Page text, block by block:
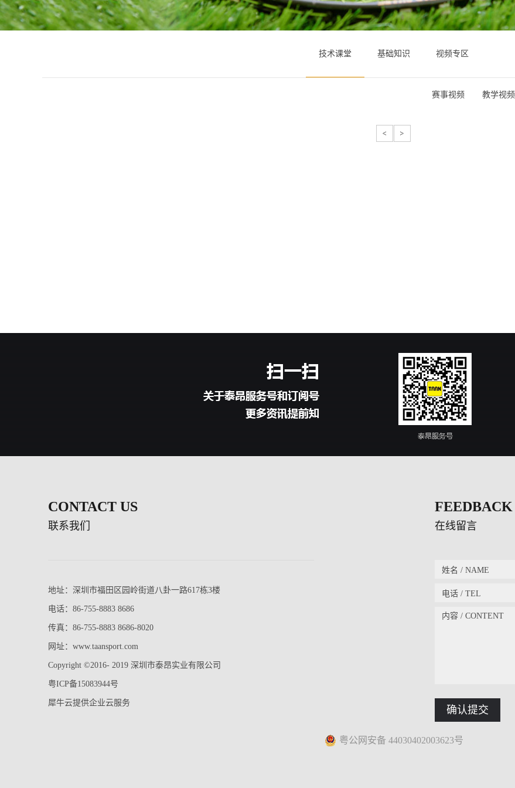
技术课堂 基础知识 视频专区
赛事视频 教学视频
CONTACT US
联系我们
地址：深圳市福田区园岭街道八卦一路617栋3楼
电话：86-755-8883 8686
传真：86-755-8883 8686-8020
网址：www.taansport.com
Copyright ©2016- 2019 深圳市泰昂实业有限公司
粤ICP备15083944号
犀牛云提供企业云服务
FEEDBACK
在线留言
粤公网安备 44030402003623号